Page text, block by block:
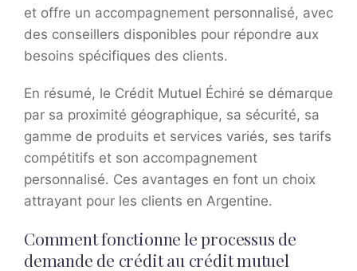
et offre un accompagnement personnalisé, avec
des conseillers disponibles pour répondre aux
besoins spécifiques des clients.
En résumé, le Crédit Mutuel Échiré se démarque
par sa proximité géographique, sa sécurité, sa
gamme de produits et services variés, ses tarifs
compétitifs et son accompagnement
personnalisé. Ces avantages en font un choix
attrayant pour les clients en Argentine.
Comment fonctionne le processus de
demande de crédit au crédit mutuel